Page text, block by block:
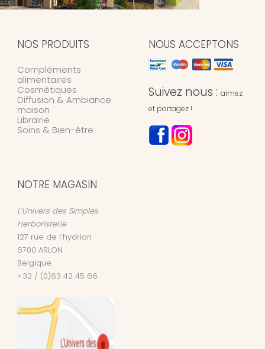
NOS PRODUITS
Compléments
alimentaires
Cosmétiques
Diffusion & Ambiance
maison
Librairie
Soins & Bien-être
NOUS ACCEPTONS
Suivez nous : aimez
et partagez !
NOTRE MAGASIN
L’Univers des Simples
Herboristerie
127 rue de l’hydrion
6700 ARLON
Belgique
+32 / (0)63 42 45 66